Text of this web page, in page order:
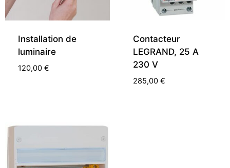
Installation de
luminaire
120,00 €
Contacteur
LEGRAND, 25 A
230 V
285,00 €